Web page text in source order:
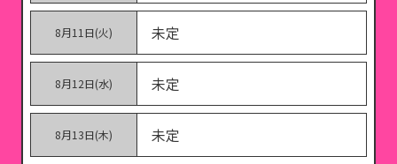
8月11日(火) 未定
8月12日(水) 未定
8月13日(木) 未定